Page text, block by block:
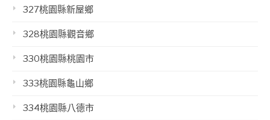
327桃園縣新屋鄉
328桃園縣觀音鄉
330桃園縣桃園市
333桃園縣龜山鄉
334桃園縣八德市